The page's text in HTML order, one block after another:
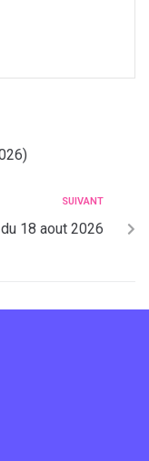
SUIVANT
18 aout 2026